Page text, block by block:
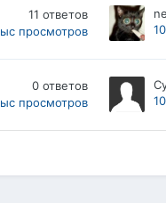
11 ответов
просмотров
0 ответов
просмотров